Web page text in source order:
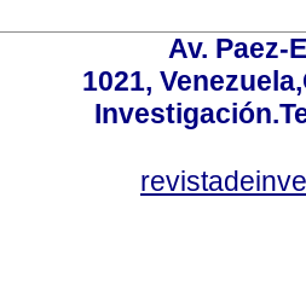
Av. Paez-
1021,